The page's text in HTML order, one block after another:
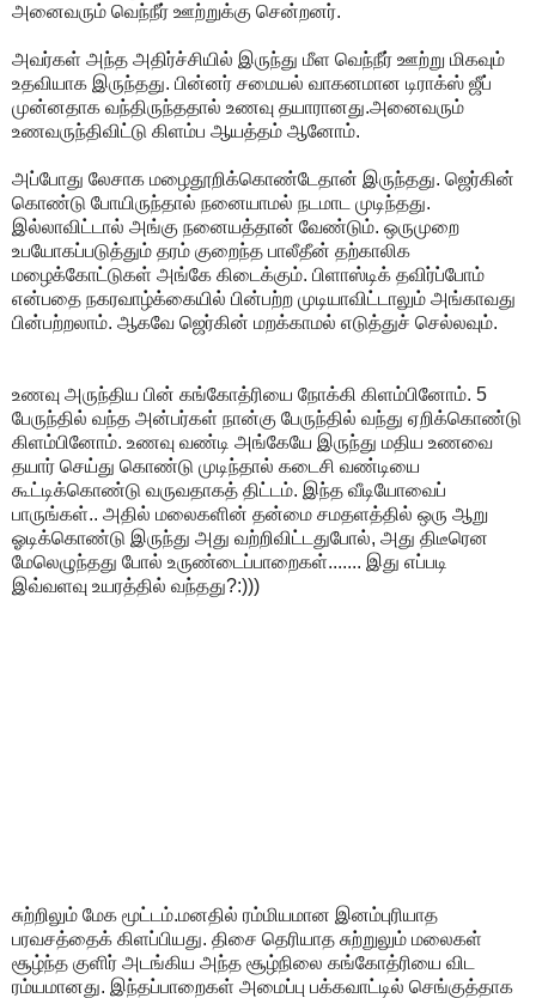
அனைவரும் வெந்நீர் ஊற்றுக்கு சென்றனர்.
அவர்கள் அந்த அதிர்ச்சியில் இருந்து மீள வெந்நீர் ஊற்று மிகவும்
உதவியாக இருந்தது. பின்னர் சமையல் வாகனமான டிராக்ஸ் ஜீப்
முன்னதாக வந்திருந்ததால் உணவு தயாரானது.அனைவரும்
உணவருந்திவிட்டு கிளம்ப ஆயத்தம் ஆனோம்.
அப்போது லேசாக மழைதூறிக்கொண்டேதான் இருந்தது. ஜெர்கின்
கொண்டு போயிருந்தால் நனையாமல் நடமாட முடிந்தது.
இல்லாவிட்டால் அங்கு நனையத்தான் வேண்டும். ஒருமுறை
உபயோகப்படுத்தும் தரம் குறைந்த பாலீதீன் தற்காலிக
மழைக்கோட்டுகள் அங்கே கிடைக்கும். பிளாஸ்டிக் தவிர்ப்போம்
என்பதை நகரவாழ்க்கையில் பின்பற்ற முடியாவிட்டாலும் அங்காவது
பின்பற்றலாம். ஆகவே ஜெர்கின் மறக்காமல் எடுத்துச் செல்லவும்.
உணவு அருந்திய பின் கங்கோத்ரியை நோக்கி கிளம்பினோம். 5
பேருந்தில் வந்த அன்பர்கள் நான்கு பேருந்தில் வந்து ஏறிக்கொண்டு
கிளம்பினோம். உணவு வண்டி அங்கேயே இருந்து மதிய உணவை
தயார் செய்து கொண்டு முடிந்தால் கடைசி வண்டியை
கூட்டிக்கொண்டு வருவதாகத் திட்டம். இந்த வீடியோவைப்
பாருங்கள்.. அதில் மலைகளின் தன்மை சமதளத்தில் ஒரு ஆறு
ஓடிக்கொண்டு இருந்து அது வற்றிவிட்டதுபோல், அது திடீரென
மேலெழுந்தது போல் உருண்டைப்பாறைகள்....... இது எப்படி
இவ்வளவு உயரத்தில் வந்தது?:)))
சுற்றிலும் மேக மூட்டம்.மனதில் ரம்மியமான இனம்புரியாத
பரவசத்தைக் கிளப்பியது. திசை தெரியாத சுற்றுலும் மலைகள்
சூழ்ந்த குளிர் அடங்கிய அந்த சூழ்நிலை கங்கோத்ரியை விட
ரம்யமானது. இந்தப்பாறைகள் அமைப்பு பக்கவாட்டில் செங்குத்தாக